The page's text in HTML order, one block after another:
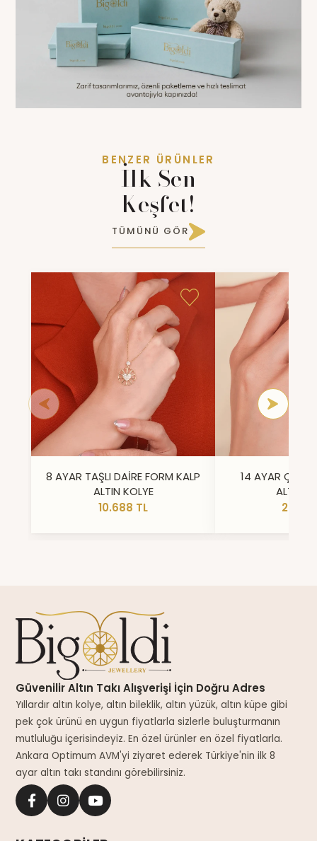
BENZER ÜRÜNLER
İlk Sen
Keşfet!
TÜMÜNÜ GÖR
8 AYAR TAŞLI DAİRE FORM KALP
ALTIN KOLYE
10.688 TL
14 AYAR ÇİFT
ALTIN
Güvenilir Altın Takı Alışverişi İçin Doğru Adres
Yıllardır altın kolye, altın bileklik, altın yüzük, altın küpe gibi
pek çok ürünü en uygun fiyatlarla sizlerle buluşturmanın
mutluluğu içerisindeyiz. En özel ürünler en özel fiyatlarla.
Ankara Optimum AVM'yi ziyaret ederek Türkiye'nin ilk 8
ayar altın takı standını görebilirsiniz.